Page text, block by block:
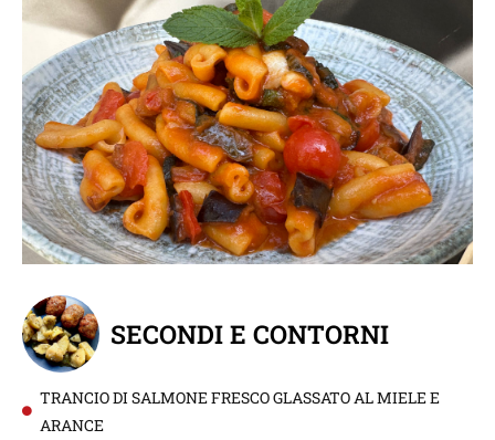
SECONDI E CONTORNI
TRANCIO DI SALMONE FRESCO GLASSATO AL MIELE E
ARANCE